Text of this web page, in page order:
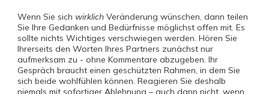
Wenn Sie sich wirklich Veränderung wünschen, dann teilen
Sie Ihre Gedanken und Bedürfnisse möglichst offen mit. Es
sollte nichts Wichtiges verschwiegen werden. Hören Sie
Ihrerseits den Worten Ihres Partners zunächst nur
aufmerksam zu - ohne Kommentare abzugeben. Ihr
Gespräch braucht einen geschützten Rahmen, in dem Sie
sich beide wohlfühlen können. Reagieren Sie deshalb
niemals mit sofortiger Ablehnung – auch dann nicht, wenn